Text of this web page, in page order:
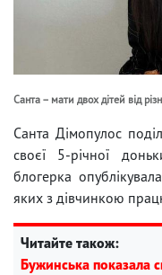
Санта – мати двох дітей від
Санта Дімопулос
своєї 5-річної
блогерка
яких з дівчинкою
Читайте також:
Бужинська показала